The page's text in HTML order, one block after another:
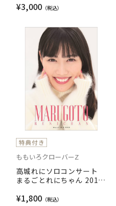
～冬空のミラーボール～
¥3,000
ももいろクローバーZ
高城れにソロコンサート
まるごとれにちゃん 2019
CONCERT OFFICIAL
¥1,800